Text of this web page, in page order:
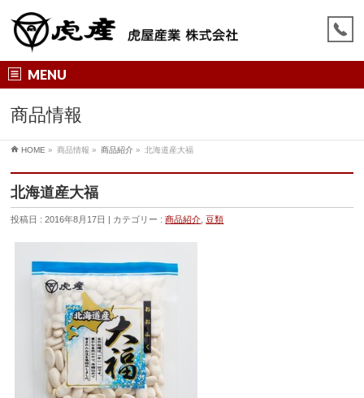
MENU
商品情報
HOME » 商品情報 » 商品紹介 » 北海道産大福
北海道産大福
投稿日 : 2016年8月17日 カテゴリー :商品紹介 ,豆類